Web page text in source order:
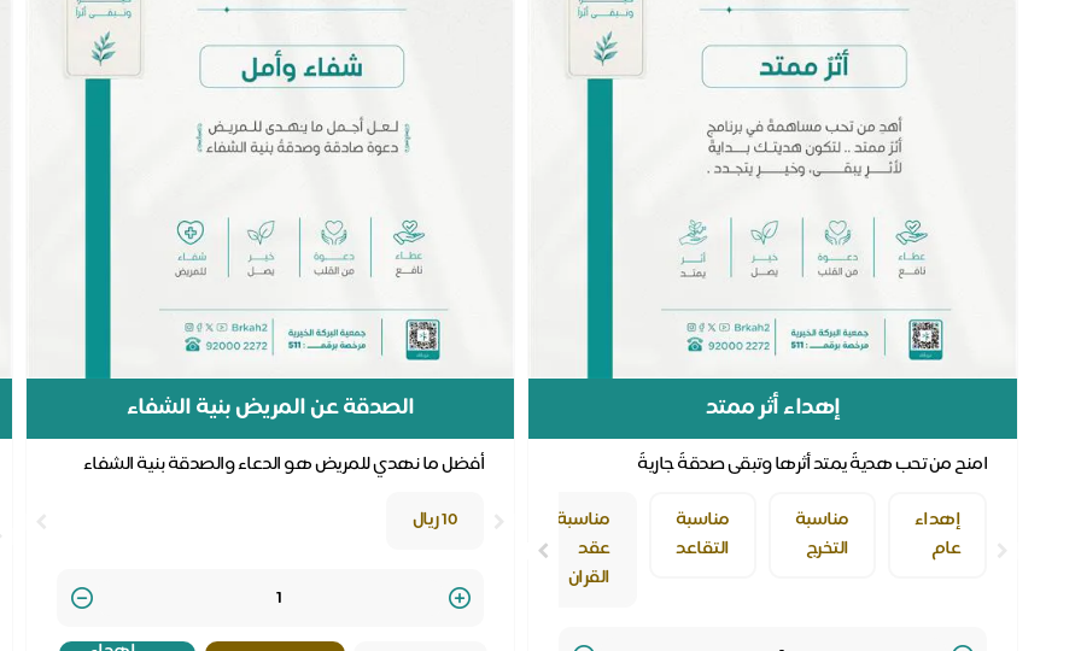
إهداء أثر ممتد
امنح من تحب هديةً يمتد أثرها وتبقى صدقةً جاريةً
إهداء
عام
مناسبة
التخرج
مناسبة
التقاعد
مناسبة
عقد
القران
الصدقة عن المريض بنية الشفاء
أفضل ما نهدي للمريض هو الدعاء والصدقة بنية الشفاء
10 ريال
Quantity